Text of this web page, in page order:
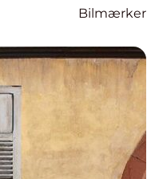
Bilmærker